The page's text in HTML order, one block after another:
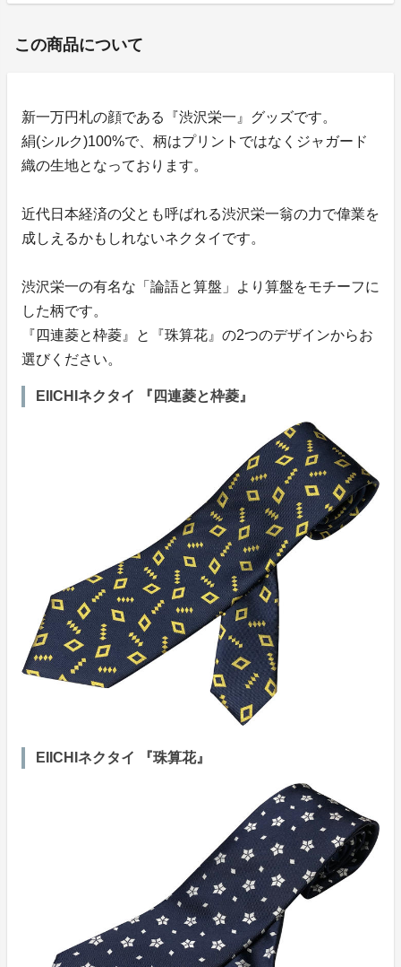
この商品について
新一万円札の顔である『渋沢栄一』グッズです。
絹(シルク)100%で、柄はプリントではなくジャガード
織の生地となっております。
近代日本経済の父とも呼ばれる渋沢栄一翁の力で偉業を
成しえるかもしれないネクタイです。
渋沢栄一の有名な「論語と算盤」より算盤をモチーフに
した柄です。
『四連菱と枠菱』と『珠算花』の2つのデザインからお
選びください。
EIICHIネクタイ 『四連菱と枠菱』
EIICHIネクタイ 『珠算花』